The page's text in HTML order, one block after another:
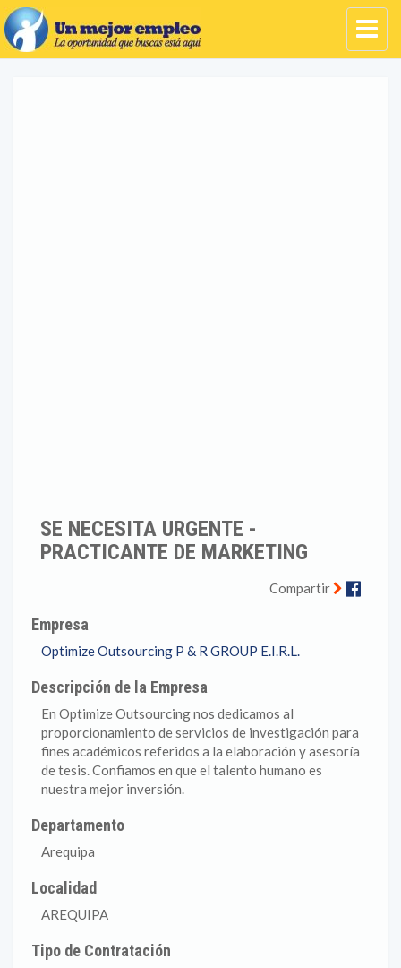
SE NECESITA URGENTE -
PRACTICANTE DE MARKETING
Compartir
Empresa
Optimize Outsourcing P & R GROUP E.I.R.L.
Descripción de la Empresa
En Optimize Outsourcing nos dedicamos al
proporcionamiento de servicios de investigación para
fines académicos referidos a la elaboración y asesoría
de tesis. Confiamos en que el talento humano es
nuestra mejor inversión.
Departamento
Arequipa
Localidad
AREQUIPA
Tipo de Contratación